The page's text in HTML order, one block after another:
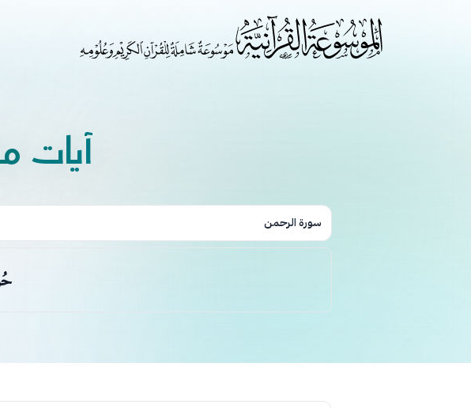
آيات
سورة الرحمن